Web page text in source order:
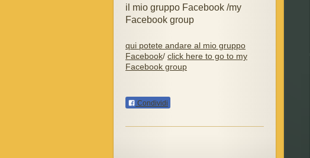
il mio gruppo Facebook /my
Facebook group
qui potete andare al mio gruppo
Facebook/ click here to go to my
Facebook group
Condividi